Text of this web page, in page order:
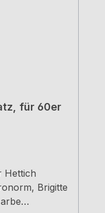
für 60er
Hettich
Brigitte